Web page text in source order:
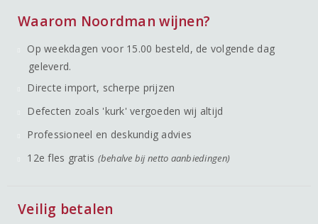
Waarom Noordman wijnen?
Op weekdagen voor 15.00 besteld, de volgende dag
geleverd.
Directe import, scherpe prijzen
Defecten zoals 'kurk' vergoeden wij altijd
Professioneel en deskundig advies
12e fles gratis (behalve bij netto aanbiedingen)
Veilig betalen